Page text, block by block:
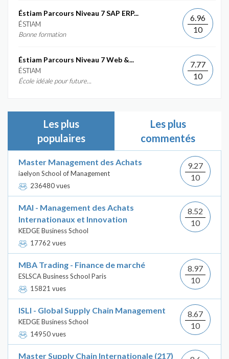
Éstiam Parcours Niveau 7 SAP ERP...
ÉSTIAM
Bonne formation
6.96
10
Éstiam Parcours Niveau 7 Web &...
ÉSTIAM
École idéale pour future...
7.77
10
Les plus
populaires
Les plus
commentés
Master Management des Achats
iaelyon School of Management
236480 vues
9.27
10
MAI - Management des Achats
Internationaux et Innovation
KEDGE Business School
17762 vues
8.52
10
MBA Trading - Finance de marché
ESLSCA Business School Paris
15821 vues
8.97
10
ISLI - Global Supply Chain Management
KEDGE Business School
14950 vues
8.67
10
Master Supply Chain Internationale (217)